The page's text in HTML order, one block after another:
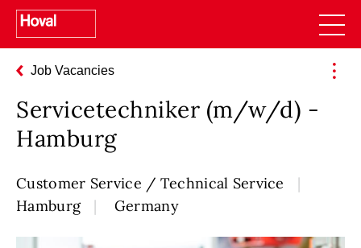
Job Vacancies
Servicetechniker (m/w/d) -
Hamburg
Customer Service / Technical Service
Hamburg
Germany